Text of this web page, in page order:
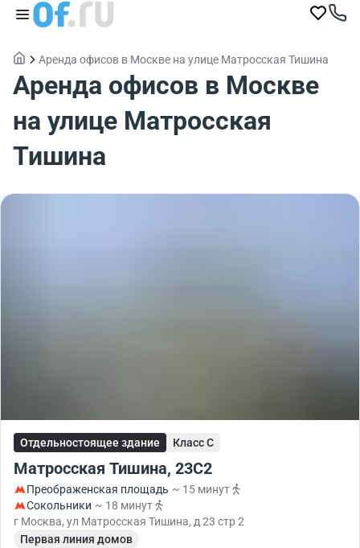
Аренда офисов в Москве на улице Матросская Тишина
Аренда офисов в Москве
на улице Матросская
Тишина
Отдельностоящее здание Класс C
Матросская Тишина, 23С2
Преображенская площадь ~ 15 минут
Сокольники ~ 18 минут
г Москва, ул Матросская Тишина, д 23 стр 2
Первая линия домов